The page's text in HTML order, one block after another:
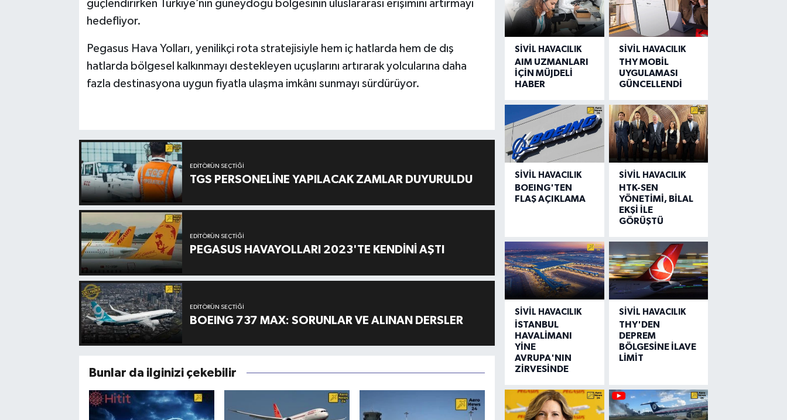
güçlendirirken Türkiye’nin güneydoğu bölgesinin uluslararası erişimini artırmayı
hedefliyor.
Pegasus Hava Yolları, yenilikçi rota stratejisiyle hem iç hatlarda hem de dış
hatlarda bölgesel kalkınmayı destekleyen uçuşlarını artırarak yolcularına daha
fazla destinasyona uygun fiyatla ulaşma imkânı sunmayı sürdürüyor.
EDITÖRÜN SEÇTIĞI
TGS PERSONELİNE YAPILACAK ZAMLAR DUYURULDU
EDITÖRÜN SEÇTIĞI
PEGASUS HAVAYOLLARI 2023'TE KENDİNİ AŞTI
EDITÖRÜN SEÇTIĞI
BOEING 737 MAX: SORUNLAR VE ALINAN DERSLER
Bunlar da ilginizi çekebilir
SIVIL HAVACILIK
AIM UZMANLARI
İÇİN MÜJDELİ
HABER
SIVIL HAVACILIK
THY MOBİL
UYGULAMASI
GÜNCELLENDİ
SIVIL HAVACILIK
BOEING'TEN
FLAŞ AÇIKLAMA
SIVIL HAVACILIK
HTK-SEN
YÖNETİMİ, BİLAL
EKŞİ İLE
GÖRÜŞTÜ
SIVIL HAVACILIK
İSTANBUL
HAVALİMANI
YİNE
AVRUPA'NIN
ZİRVESİNDE
SIVIL HAVACILIK
THY'DEN
DEPREM
BÖLGESİNE İLAVE
LİMİT